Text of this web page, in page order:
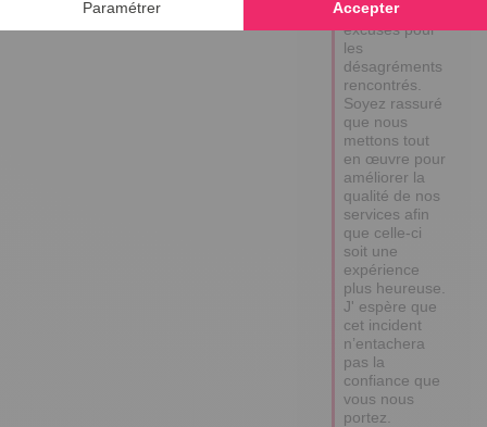
toutes mes
excuses pour
les
désagréments
rencontrés.
Soyez rassuré
que nous
mettons tout
en œuvre pour
améliorer la
qualité de nos
services afin
que celle-ci
soit une
expérience
plus heureuse.
J' espère que
cet incident
n’entachera
pas la
confiance que
vous nous
portez.